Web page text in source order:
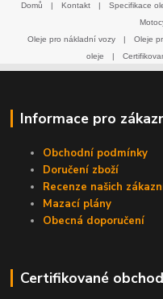
Domů Kontakt Specifikace
Oleje pro nákladní vozy
Oleje
oleje
Informace pro
Obchodní podmínky
Doručení zboží
Recenze našich
Mazací plány
Obecná doporučení
Certifikované